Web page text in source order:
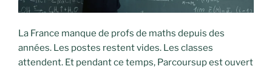
La France manque de profs de maths depuis des
années. Les postes restent vides. Les classes
attendent. Et pendant ce temps, Parcoursup est ouvert